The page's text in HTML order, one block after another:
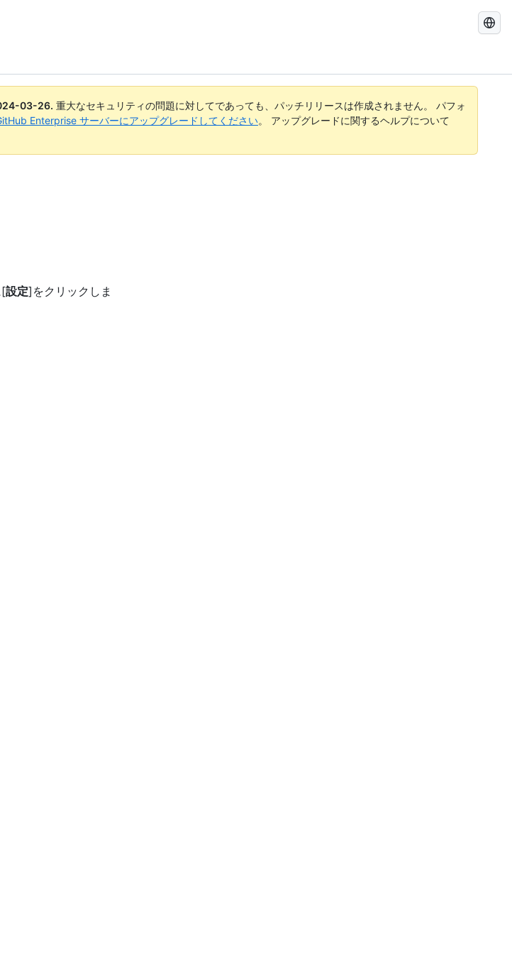
GitHub
検
索
03-26. 重大なセキュリティの問題に対してであっても、パッチリリースは作成されません。 パフォ
Enterprise サーバーにアップグレードしてください。 アップグレードに関するヘルプについて
[設定]をクリックしま